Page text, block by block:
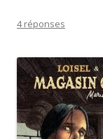
4 réponses